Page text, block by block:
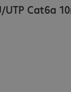
UTP Cat6a